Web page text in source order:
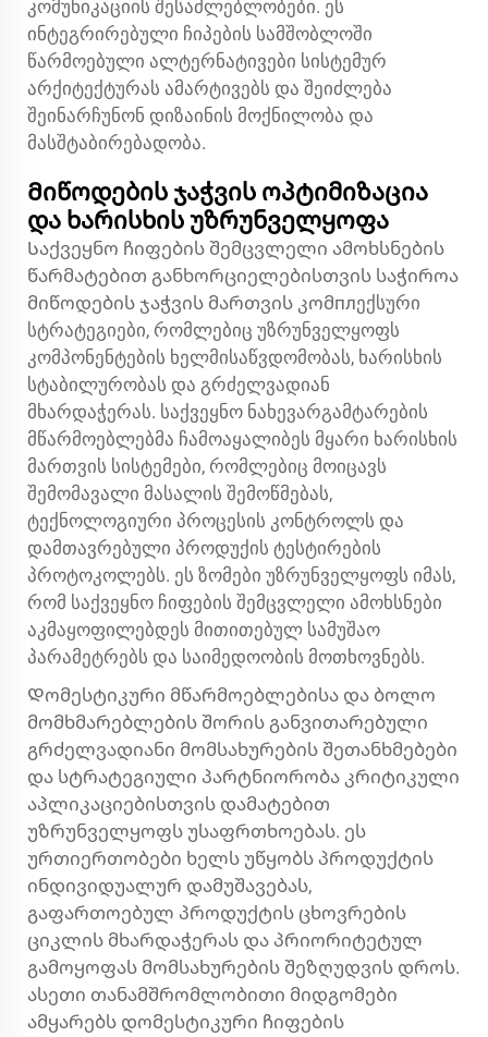
კომუნიკაციის შესაძლებლობები. ეს
ინტეგრირებული ჩიპების სამშობლოში
წარმოებული ალტერნატივები სისტემურ
არქიტექტურას ამარტივებს და შეიძლება
შეინარჩუნონ დიზაინის მოქნილობა და
მასშტაბირებადობა.
Მიწოდების ჯაჭვის ოპტიმიზაცია
და ხარისხის უზრუნველყოფა
Საქვეყნო ჩიფების შემცვლელი ამოხსნების
წარმატებით განხორციელებისთვის საჭიროა
მიწოდების ჯაჭვის მართვის კომплექსური
სტრატეგიები, რომლებიც უზრუნველყოფს
კომპონენტების ხელმისაწვდომობას, ხარისხის
სტაბილურობას და გრძელვადიან
მხარდაჭერას. საქვეყნო ნახევარგამტარების
მწარმოებლებმა ჩამოაყალიბეს მყარი ხარისხის
მართვის სისტემები, რომლებიც მოიცავს
შემომავალი მასალის შემოწმებას,
ტექნოლოგიური პროცესის კონტროლს და
დამთავრებული პროდუქის ტესტირების
პროტოკოლებს. ეს ზომები უზრუნველყოფს იმას,
რომ საქვეყნო ჩიფების შემცვლელი ამოხსნები
აკმაყოფილებდეს მითითებულ სამუშაო
პარამეტრებს და საიმედოობის მოთხოვნებს.
Დომესტიკური მწარმოებლებისა და ბოლო
მომხმარებლების შორის განვითარებული
გრძელვადიანი მომსახურების შეთანხმებები
და სტრატეგიული პარტნიორობა კრიტიკული
აპლიკაციებისთვის დამატებით
უზრუნველყოფს უსაფრთხოებას. ეს
ურთიერთობები ხელს უწყობს პროდუქტის
ინდივიდუალურ დამუშავებას,
გაფართოებულ პროდუქტის ცხოვრების
ციკლის მხარდაჭერას და პრიორიტეტულ
გამოყოფას მომსახურების შეზღუდვის დროს.
ასეთი თანამშრომლობითი მიდგომები
ამყარებს დომესტიკური ჩიფების